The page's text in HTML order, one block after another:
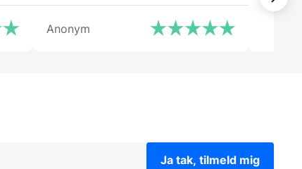
Anonym
Ja tak, tilmeld mig